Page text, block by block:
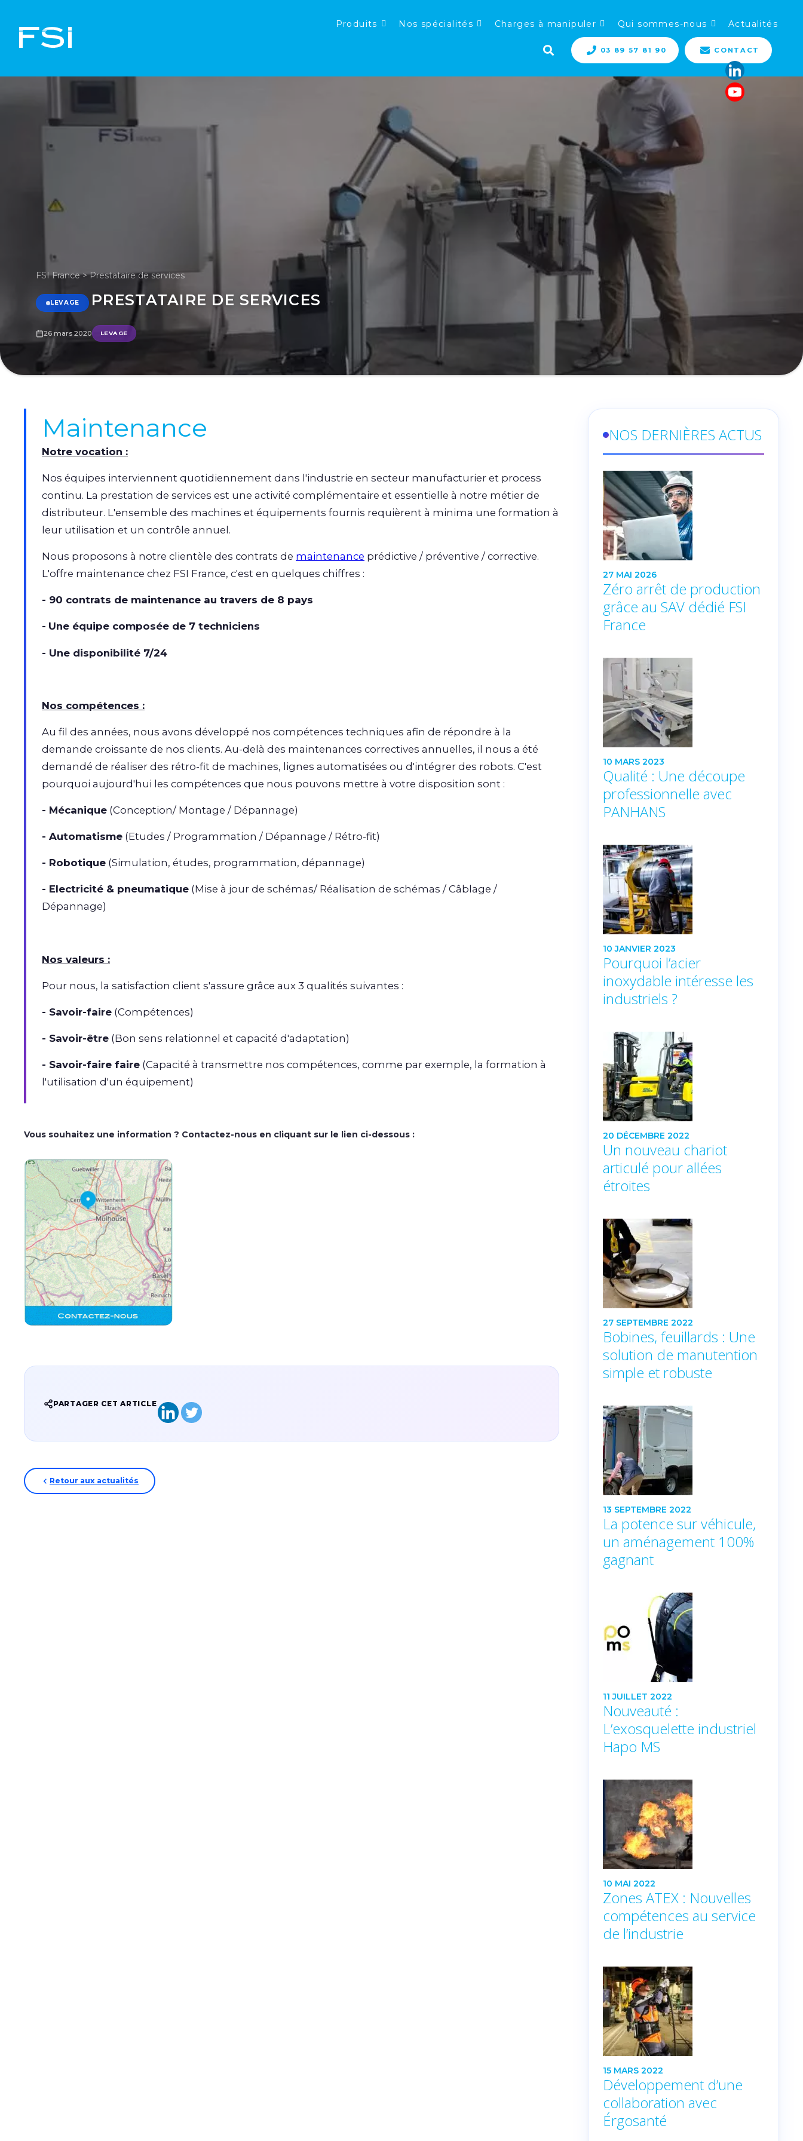
Produits Nos spécialités Charges à manipuler Qui sommes-nous Actualités
03 89 57 81 90 CONTACT
FSI France>Prestataire de services
LEVAGE PRESTATAIRE DE SERVICES
26 mars 2020 LEVAGE
Maintenance
Notre vocation :
Nos équipes interviennent quotidiennement dans l'industrie en secteur manufacturier et process
continu. La prestation de services est une activité complémentaire et essentielle à notre métier de
distributeur. L'ensemble des machines et équipements fournis requièrent à minima une formation à
leur utilisation et un contrôle annuel.
Nous proposons à notre clientèle des contrats de maintenance prédictive / préventive / corrective.
L'offre maintenance chez FSI France, c'est en quelques chiffres :
- 90 contrats de maintenance au travers de 8 pays
- Une équipe composée de 7 techniciens
- Une disponibilité 7/24
Nos compétences :
Au fil des années, nous avons développé nos compétences techniques afin de répondre à la
demande croissante de nos clients. Au-delà des maintenances correctives annuelles, il nous a été
demandé de réaliser des rétro-fit de machines, lignes automatisées ou d'intégrer des robots. C'est
pourquoi aujourd'hui les compétences que nous pouvons mettre à votre disposition sont :
- Mécanique (Conception/ Montage / Dépannage)
- Automatisme (Etudes / Programmation / Dépannage / Rétro-fit)
- Robotique (Simulation, études, programmation, dépannage)
- Electricité & pneumatique (Mise à jour de schémas/ Réalisation de schémas / Câblage /
Dépannage)
Nos valeurs :
Pour nous, la satisfaction client s'assure grâce aux 3 qualités suivantes :
- Savoir-faire (Compétences)
- Savoir-être (Bon sens relationnel et capacité d'adaptation)
- Savoir-faire faire (Capacité à transmettre nos compétences, comme par exemple, la formation à
l'utilisation d'un équipement)
Vous souhaitez une information ? Contactez-nous en cliquant sur le lien ci-dessous :
PARTAGER CET ARTICLE
Retour aux actualités
NOS DERNIÈRES ACTUS
27 MAI 2026
Zéro arrêt de production
grâce au SAV dédié FSI
France
10 MARS 2023
Qualité : Une découpe
professionnelle avec
PANHANS
10 JANVIER 2023
Pourquoi l’acier
inoxydable intéresse les
industriels ?
20 DÉCEMBRE 2022
Un nouveau chariot
articulé pour allées
étroites
27 SEPTEMBRE 2022
Bobines, feuillards : Une
solution de manutention
simple et robuste
13 SEPTEMBRE 2022
La potence sur véhicule,
un aménagement 100%
gagnant
11 JUILLET 2022
Nouveauté :
L’exosquelette industriel
Hapo MS
10 MAI 2022
Zones ATEX : Nouvelles
compétences au service
de l’industrie
15 MARS 2022
Développement d’une
collaboration avec
Érgosanté